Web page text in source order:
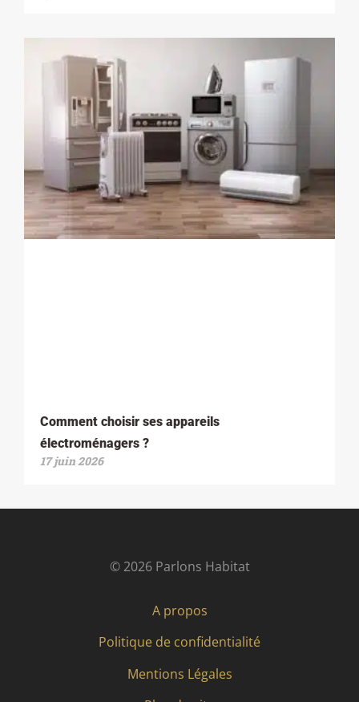
Comment choisir ses appareils
électroménagers ?
17 juin 2026
© 2026 Parlons Habitat
A propos
Politique de confidentialité
Mentions Légales